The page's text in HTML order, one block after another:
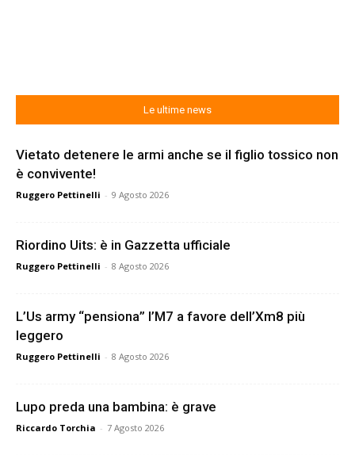
Le ultime news
Vietato detenere le armi anche se il figlio tossico non
è convivente!
Ruggero Pettinelli - 9 Agosto 2026
Riordino Uits: è in Gazzetta ufficiale
Ruggero Pettinelli - 8 Agosto 2026
L’Us army “pensiona” l’M7 a favore dell’Xm8 più
leggero
Ruggero Pettinelli - 8 Agosto 2026
Lupo preda una bambina: è grave
Riccardo Torchia - 7 Agosto 2026